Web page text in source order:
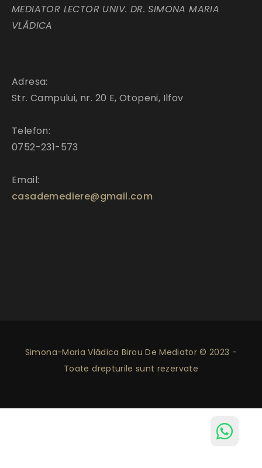
MEDIATOR LECTOR UNIV. DR. SIMONA MARIA
VLĂDICA
Adresa:
Str. Campului, nr. 20 E, Otopeni, Ilfov
Telefon:
0752-231-573
Email:
casademediere@gmail.com
Simona-Maria Vlădica Birou De Mediator © 2023 -
Toate drepturile sunt rezervate